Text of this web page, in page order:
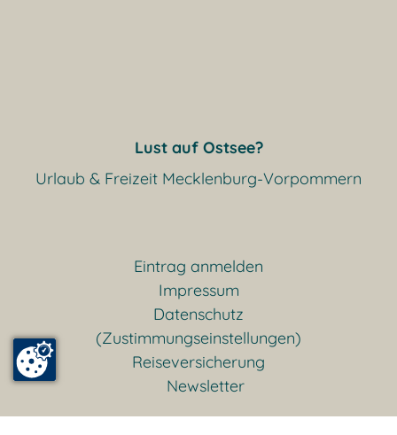
Lust auf Ostsee?
Urlaub & Freizeit Mecklenburg-Vorpommern
Eintrag anmelden
Impressum
Datenschutz
(Zustimmungseinstellungen)
Reiseversicherung
Newsletter